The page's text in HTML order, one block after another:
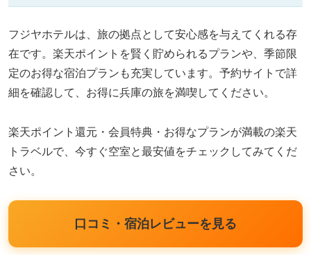
フジヤホテルは、旅の拠点として安心感を与えてくれる存
在です。楽天ポイントを賢く貯められるプランや、季節限
定のお得な宿泊プランも充実しています。予約サイトで詳
細を確認して、お得に兵庫の旅を満喫してください。
楽天ポイント還元・会員特典・お得なプランが満載の楽天
トラベルで、今すぐ空室と最安値をチェックしてみてくだ
さい。
口コミ・宿泊レビューを見る